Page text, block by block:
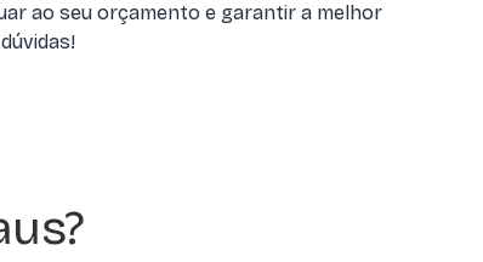
ao seu orçamento e garantir a melhor